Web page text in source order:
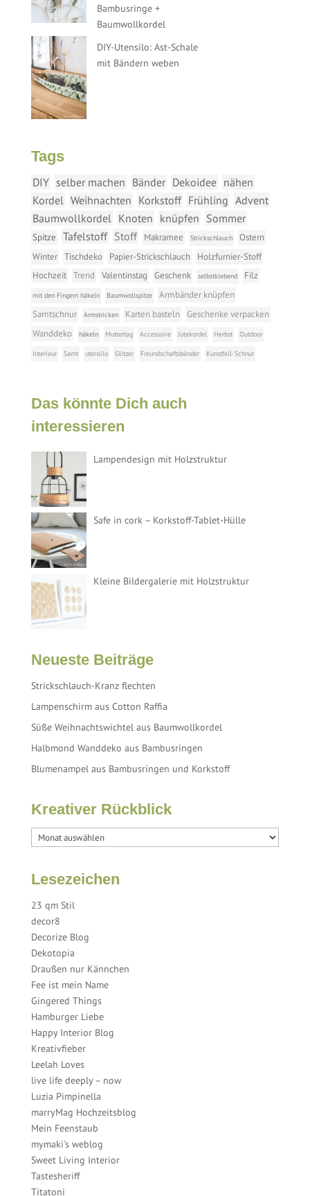
Bambusringe +
Baumwollkordel
DIY-Utensilo: Ast-Schale
mit Bändern weben
Tags
DIY selber machen Bänder Dekoidee nähen
Kordel Weihnachten Korkstoff Frühling Advent
Baumwollkordel Knoten knüpfen Sommer
Spitze Tafelstoff Stoff Makramee Strickschlauch
Ostern
Winter
Tischdeko Papier-Strickschlauch
Holzfurnier-Stoff
Hochzeit
Trend Valentinstag Geschenk selbstklebend Filz
mit den Fingern häkeln Baumwollspitze
Armbänder knüpfen
Samtschnur
Armstricken Karten basteln
Geschenke verpacken
Wanddeko
häkeln Muttertag Accessoire Jutekordel Herbst Outdoor
Interieur Samt utensilo Glitzer Freundschaftsbänder Kunstfell-Schnur
Das könnte Dich auch
interessieren
Lampendesign mit Holzstruktur
Safe in cork – Korkstoff-Tablet-Hülle
Kleine Bildergalerie mit Holzstruktur
Neueste Beiträge
Strickschlauch-Kranz flechten
Lampenschirm aus Cotton Raffia
Süße Weihnachtswichtel aus Baumwollkordel
Halbmond Wanddeko aus Bambusringen
Blumenampel aus Bambusringen und Korkstoff
Kreativer Rückblick
Lesezeichen
23 qm Stil
decor8
Decorize Blog
Dekotopia
Draußen nur Kännchen
Fee ist mein Name
Gingered Things
Hamburger Liebe
Happy Interior Blog
Kreativfieber
Leelah Loves
live life deeply – now
Luzia Pimpinella
marryMag Hochzeitsblog
Mein Feenstaub
mymaki's weblog
Sweet Living Interior
Tastesheriff
Titatoni